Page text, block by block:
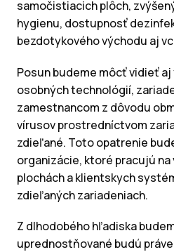
samočistiacich plôch,
hygienu, dostupnosť
bezdotykového východu aj
Posun budeme môcť vidieť
osobných technológií,
zamestnancom z dôvodu
vírusov prostredníctvom
zdieľané. Toto opatrenie
organizácie, ktoré pracujú
plochách a klientskych
zdieľaných zariadeniach.
Z dlhodobého hľadiska
uprednostňované budú práve